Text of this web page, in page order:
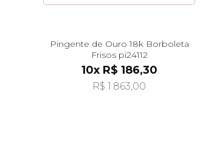
Pingente de Ouro 18k Borboleta
Frisos pi24112
10x R$ 186,30
R$ 1.863,00